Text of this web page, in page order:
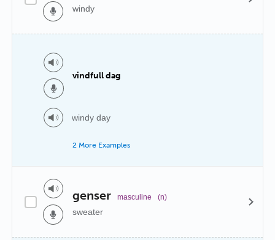
windy
vindfull dag
windy day
2 More Examples
genser masculine (n)
sweater